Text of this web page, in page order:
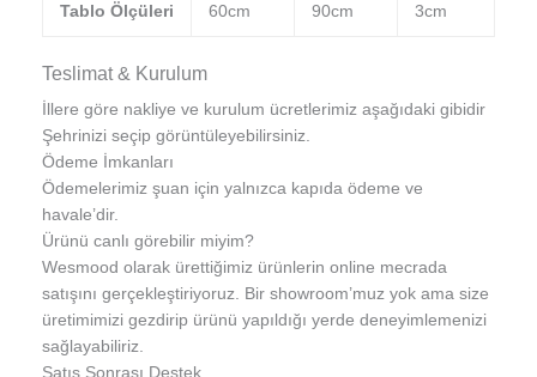
Tablo Ölçüleri 60cm 90cm 3cm
Teslimat & Kurulum
İllere göre nakliye ve kurulum ücretlerimiz aşağıdaki gibidir
Şehrinizi seçip görüntüleyebilirsiniz.
Ödeme İmkanları
Ödemelerimiz şuan için yalnızca kapıda ödeme ve
havale’dir.
Ürünü canlı görebilir miyim?
Wesmood olarak ürettiğimiz ürünlerin online mecrada
satışını gerçekleştiriyoruz. Bir showroom’muz yok ama size
üretimimizi gezdirip ürünü yapıldığı yerde deneyimlemenizi
sağlayabiliriz.
Satış Sonrası Destek